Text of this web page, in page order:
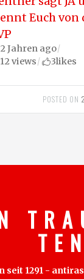
Euch von
2 Jahren ago/
12 views/ 3likes
POSTED ON
T R
T E
1291 -